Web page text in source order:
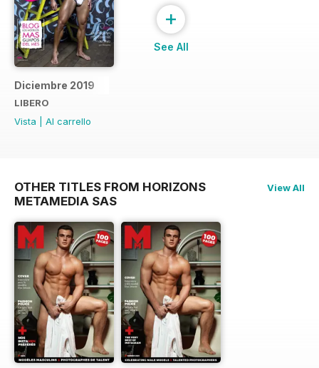
Diciembre 2019
LIBERO
Vista
Al carrello
+
See All
OTHER TITLES FROM HORIZONS
METAMEDIA SAS
View All